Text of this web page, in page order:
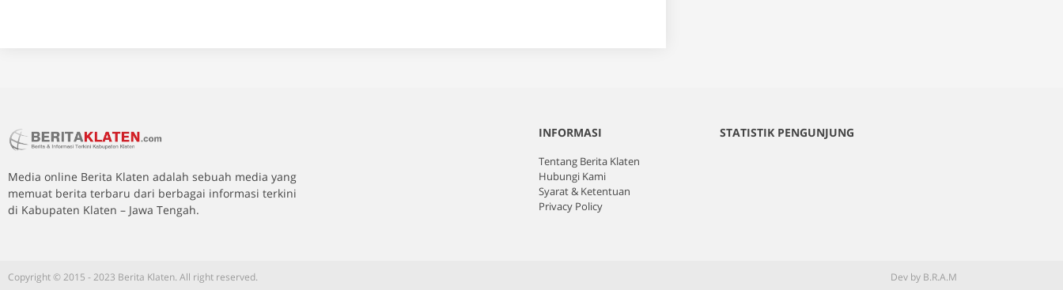
Media online Berita Klaten adalah sebuah media yang
memuat berita terbaru dari berbagai informasi terkini
di Kabupaten Klaten – Jawa Tengah.
INFORMASI
Tentang Berita Klaten
Hubungi Kami
Syarat & Ketentuan
Privacy Policy
STATISTIK PENGUNJUNG
Copyright © 2015 - 2023 Berita Klaten. All right reserved. Dev by B.R.A.M